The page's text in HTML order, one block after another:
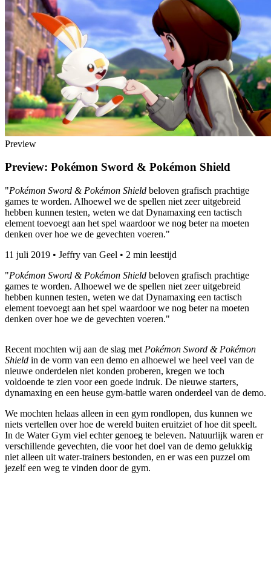
Preview
Preview: Pokémon Sword & Pokémon Shield
"Pokémon Sword & Pokémon Shield beloven grafisch prachtige
games te worden. Alhoewel we de spellen niet zeer uitgebreid
hebben kunnen testen, weten we dat Dynamaxing een tactisch
element toevoegt aan het spel waardoor we nog beter na moeten
denken over hoe we de gevechten voeren."
11 juli 2019 • Jeffry van Geel • 2 min leestijd
"Pokémon Sword & Pokémon Shield beloven grafisch prachtige
games te worden. Alhoewel we de spellen niet zeer uitgebreid
hebben kunnen testen, weten we dat Dynamaxing een tactisch
element toevoegt aan het spel waardoor we nog beter na moeten
denken over hoe we de gevechten voeren."
Recent mochten wij aan de slag met Pokémon Sword & Pokémon
Shield in de vorm van een demo en alhoewel we heel veel van de
nieuwe onderdelen niet konden proberen, kregen we toch
voldoende te zien voor een goede indruk. De nieuwe starters,
dynamaxing en een heuse gym-battle waren onderdeel van de demo.
We mochten helaas alleen in een gym rondlopen, dus kunnen we
niets vertellen over hoe de wereld buiten eruitziet of hoe dit speelt.
In de Water Gym viel echter genoeg te beleven. Natuurlijk waren er
verschillende gevechten, die voor het doel van de demo gelukkig
niet alleen uit water-trainers bestonden, en er was een puzzel om
jezelf een weg te vinden door de gym.